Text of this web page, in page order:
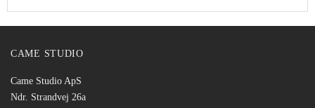
CAME STUDIO
Came Studio ApS
Ndr. Strandvej 26a